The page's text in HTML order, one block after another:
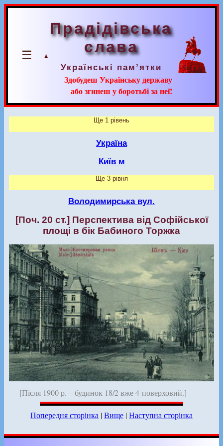
☰
Прадідівська
слава
Українські пам’ятки
Здобудеш Українську державу
або згинеш у боротьбі за неї!
Ще 1 рівень
Україна
Київ м
Ще 3 рівня
Володимирська вул.
[Поч. 20 ст.] Перспектива від Софійської
площі в бік Бабиного Торжка
[Після 1900 р. – будинок 18/2 вже 4-поверховий.]
Попередня сторінка |Вище |Наступна сторінка